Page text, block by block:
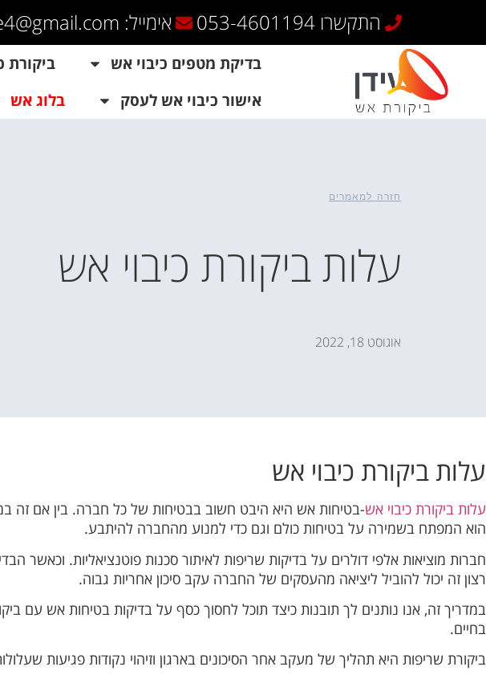
בְּאֲתָר
מֻפְעֶלֶת
Control-
תַּפְרִיט
התקשרו 053-4601194 אימייל: moradee4@gmail.com
בדיקת מטפים כיבוי אש ביקורת
אישור כיבוי אש לעסק
בלוג אש
חזרה למאמרים
עלות ביקורת כיבוי אש
אוגוסט 18, 2022
עלות ביקורת כיבוי אש
עלות ביקורת כיבוי אש-בטיחות אש היא היבט חשוב בבטיחות של כל חברה. בין אם זה
הוא המפתח בשמירה על בטיחות כולם וגם כדי למנוע מהחברה להיתבע.
חברות מוציאות אלפי דולרים על בדיקות שריפות לאיתור סכנות פוטנציאליות. וכאשר
רצון זה יכול להוביל ליציאה מהעסקים של החברה עקב סיכון אחריות גבוה.
במדריך זה, אנו נותנים לך תובנות כיצד תוכל לחסוך כסף על בדיקות בטיחות אש עם
בחיים.
ביקורת שריפות היא תהליך של מעקב אחר הסיכונים בארגון וזיהוי נקודות פגיעות